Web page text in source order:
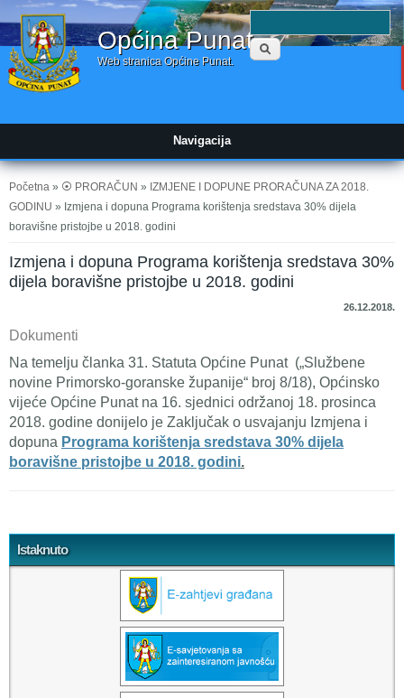
Općina Punat
Web stranica Općine Punat.
pretraživanja
Navigacija
Vi ste ovdje
Početna » ⦿ PRORAČUN » IZMJENE I DOPUNE PRORAČUNA ZA 2018.
GODINU » Izmjena i dopuna Programa korištenja sredstava 30% dijela
boravišne pristojbe u 2018. godini
Izmjena i dopuna Programa korištenja sredstava 30%
dijela boravišne pristojbe u 2018. godini
26.12.2018.
Dokumenti
Na temelju članka 31. Statuta Općine Punat („Službene
novine Primorsko-goranske županije“ broj 8/18), Općinsko
vijeće Općine Punat na 16. sjednici održanoj 18. prosinca
2018. godine donijelo je Zaključak o usvajanju Izmjena i
dopuna Programa korištenja sredstava 30% dijela
boravišne pristojbe u 2018. godini.
Istaknuto